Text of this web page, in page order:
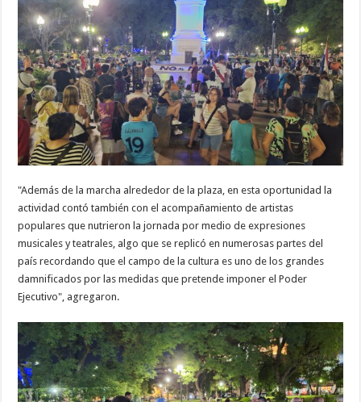
"Además de la marcha alrededor de la plaza, en esta oportunidad la
actividad contó también con el acompañamiento de artistas
populares que nutrieron la jornada por medio de expresiones
musicales y teatrales, algo que se replicó en numerosas partes del
país recordando que el campo de la cultura es uno de los grandes
damnificados por las medidas que pretende imponer el Poder
Ejecutivo", agregaron.